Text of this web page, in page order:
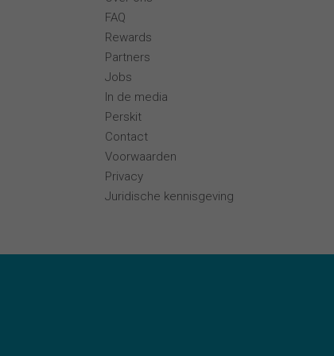
FAQ
Rewards
Partners
Jobs
In de media
Perskit
Contact
Voorwaarden
Privacy
Juridische kennisgeving